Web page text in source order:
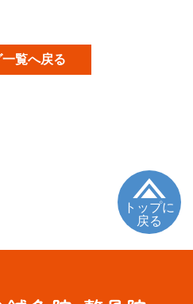
覧へ戻る
トップに
戻る